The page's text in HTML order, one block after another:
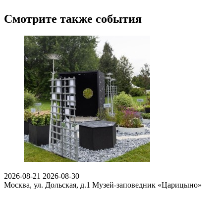
Смотрите также события
2026-08-21 2026-08-30
Москва, ул. Дольская, д.1 Музей-заповедник «Царицыно»